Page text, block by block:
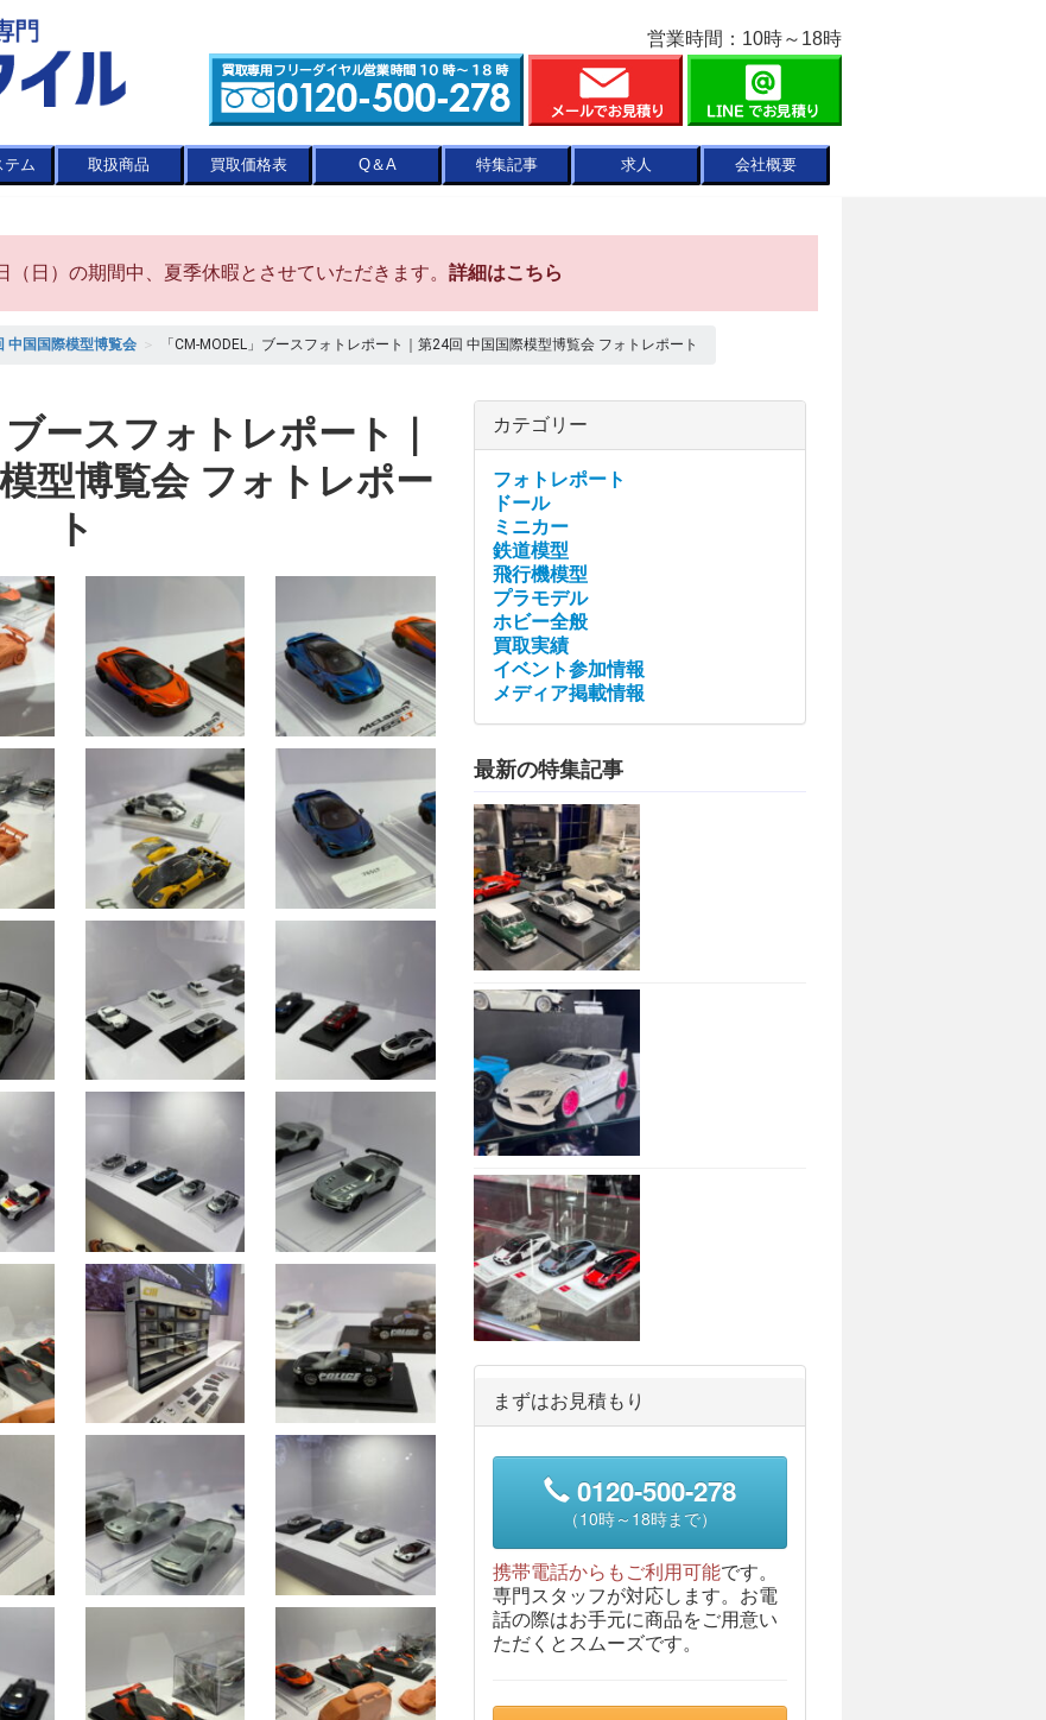
営業時間：10時～18時
テム 取扱商品 買取価格表 Q＆A 特集記事 求人 会社概要
日）の期間中、夏季休暇とさせていただきます。 詳細はこちら
中国国際模型博覧会 ＞ 「CM-MODEL」ブースフォトレポート｜第24回 中国国際模型博覧会 フォトレポート
ースフォトレポート｜
型博覧会 フォトレポー
ト
カテゴリー
フォトレポート
ドール
ミニカー
鉄道模型
飛行機模型
プラモデル
ホビー全般
買取実績
イベント参加情報
メディア掲載情報
最新の特集記事
まずはお見積もり
0120-500-278
（10時～18時まで）
携帯電話からもご利用可能です。
専門スタッフが対応します。お電
話の際はお手元に商品をご用意い
ただくとスムーズです。